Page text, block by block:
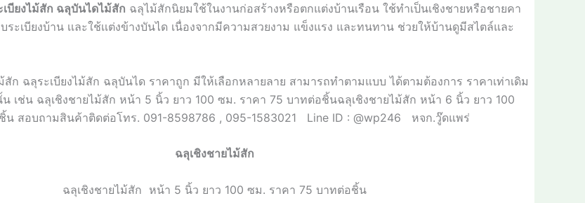
บียงไม้สัก ฉลุบันไดไม้สัก ฉลุไม้สักนิยมใช้ในงานก่อสร้างหรือตกแต่งบ้านเรือน ใช้ทำเป็นเชิงชายหรือชายคา
ระเบียงบ้าน เเละใช้เเต่งข้างบันได เนื่องจากมีความสวยงาม แข็งแรง และทนทาน ช่วยให้บ้านดูมีสไตล์และ
ก ฉลุระเบียงไม้สัก ฉลุบันได ราคาถูก มีให้เลือกหลายลาย สามารถทำตามแบบ ได้ตามต้องการ ราคาเท่าเดิม
เช่น ฉลุเชิงชายไม้สัก หน้า 5 นิ้ว ยาว 100 ซม. ราคา 75 บาทต่อชิ้นฉลุเชิงชายไม้สัก หน้า 6 นิ้ว ยาว 100
น สอบถามสินค้าติดต่อโทร. 091-8598786 , 095-1583021 Line ID : @wp246 หจก.วู๊ดแพร่
ฉลุเชิงชายไม้สัก
ฉลุเชิงชายไม้สัก หน้า 5 นิ้ว ยาว 100 ซม. ราคา 75 บาทต่อชิ้น